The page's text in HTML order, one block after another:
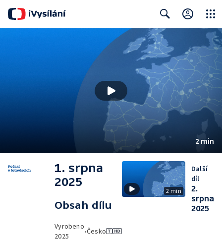
Search Close
2 min
1. srpna
2025
Obsah dílu
Vyrobeno
2025
•Česko
2 min
Další
díl
2.
srpna
2025